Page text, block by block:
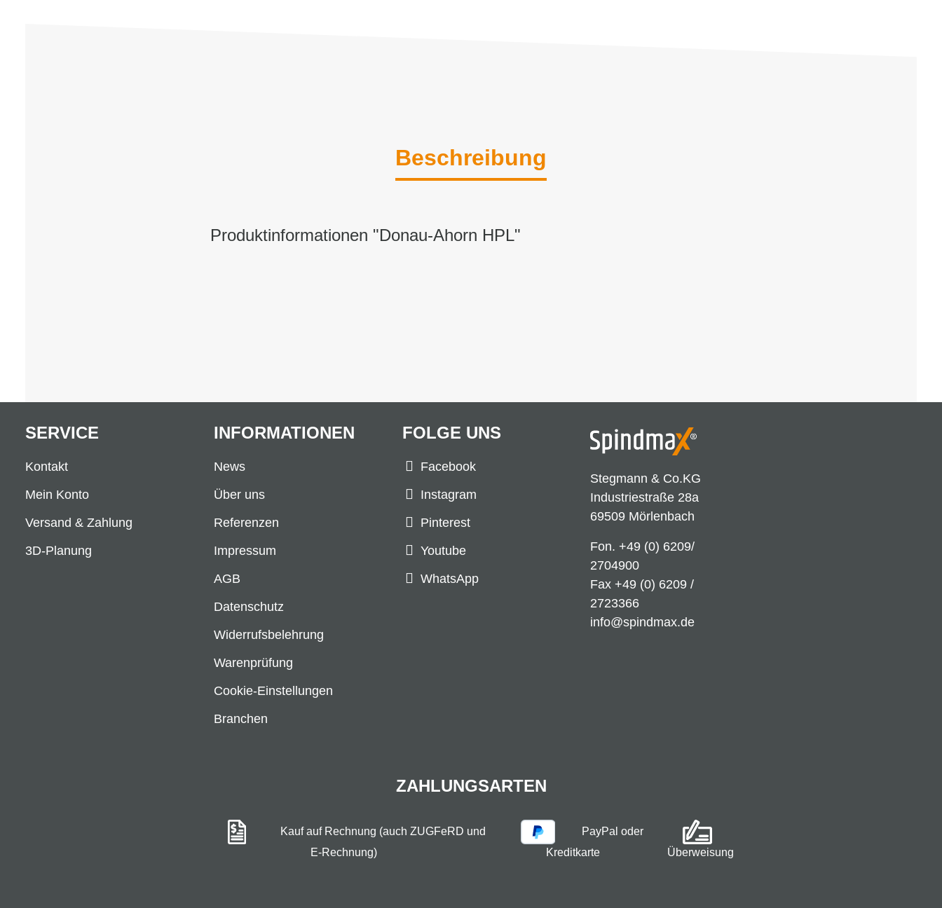
Beschreibung
Produktinformationen "Donau-Ahorn HPL"
Stegmann & Co.KG
Industriestraße 28a
69509 Mörlenbach
Fon. +49 (0) 6209/
2704900
Fax +49 (0) 6209 /
2723366
info@spindmax.de
FOLGE UNS
Facebook
Instagram
Pinterest
Youtube
WhatsApp
SERVICE
Kontakt
Mein Konto
Versand & Zahlung
3D-Planung
INFORMATIONEN
News
Über uns
Referenzen
Impressum
AGB
Datenschutz
Widerrufsbelehrung
Warenprüfung
Cookie-Einstellungen
Branchen
ZAHLUNGSARTEN
Kauf auf Rechnung (auch ZUGFeRD und
E-Rechnung)
PayPal oder
Kreditkarte
Überweisung